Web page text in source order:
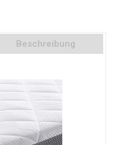
Beschreibung